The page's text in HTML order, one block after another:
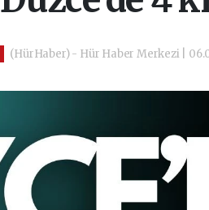
(HürHaber) - Hür Haber Merkezi |